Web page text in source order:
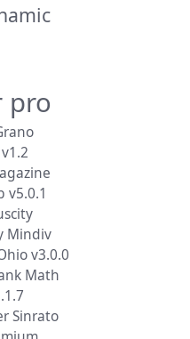
pro
v5.0.1
Mindiv
v3.0.0
Math
Sinrato